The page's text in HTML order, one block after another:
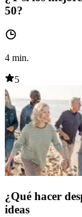
50?
4 min.
5
¿Qué hacer
ideas